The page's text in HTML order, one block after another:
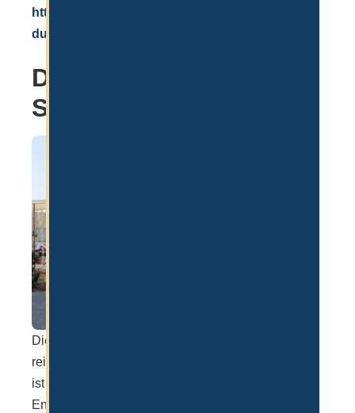
https://www.nordangliaeducation.com/sisd-
dubai
Deutsche Internationale
Schule Dubai (DISD)
Die deutsche Internationale Schule ist die einzige
rein deutschsprachige Schule. Unterrichtssprache
ist Deutsch und Zweitsprache sind mitunter
Englisch, Französisch und Arabisch. Der Unterricht